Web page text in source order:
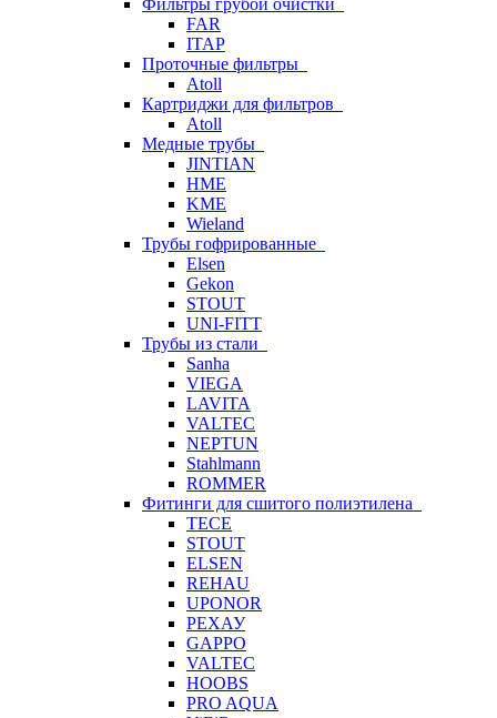
Фильтры грубой очистки
FAR
ITAP
Проточные фильтры
Atoll
Картриджи для фильтров
Atoll
Медные трубы
JINTIAN
HME
KME
Wieland
Трубы гофрированные
Elsen
Gekon
STOUT
UNI-FITT
Трубы из стали
Sanha
VIEGA
LAVITA
VALTEC
NEPTUN
Stahlmann
ROMMER
Фитинги для сшитого полиэтилена
TECE
STOUT
ELSEN
REHAU
UPONOR
РЕХАУ
GAPPO
VALTEC
HOOBS
PRO AQUA